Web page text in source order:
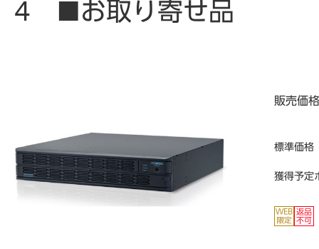
4 ■お取り寄せ品
販売価格
標準価格
獲得予定